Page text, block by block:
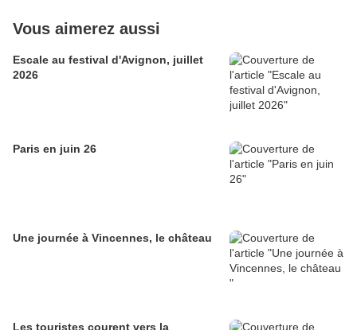
Vous aimerez aussi
Escale au festival d'Avignon, juillet
2026
Paris en juin 26
Une journée à Vincennes, le château
Les touristes courent vers la